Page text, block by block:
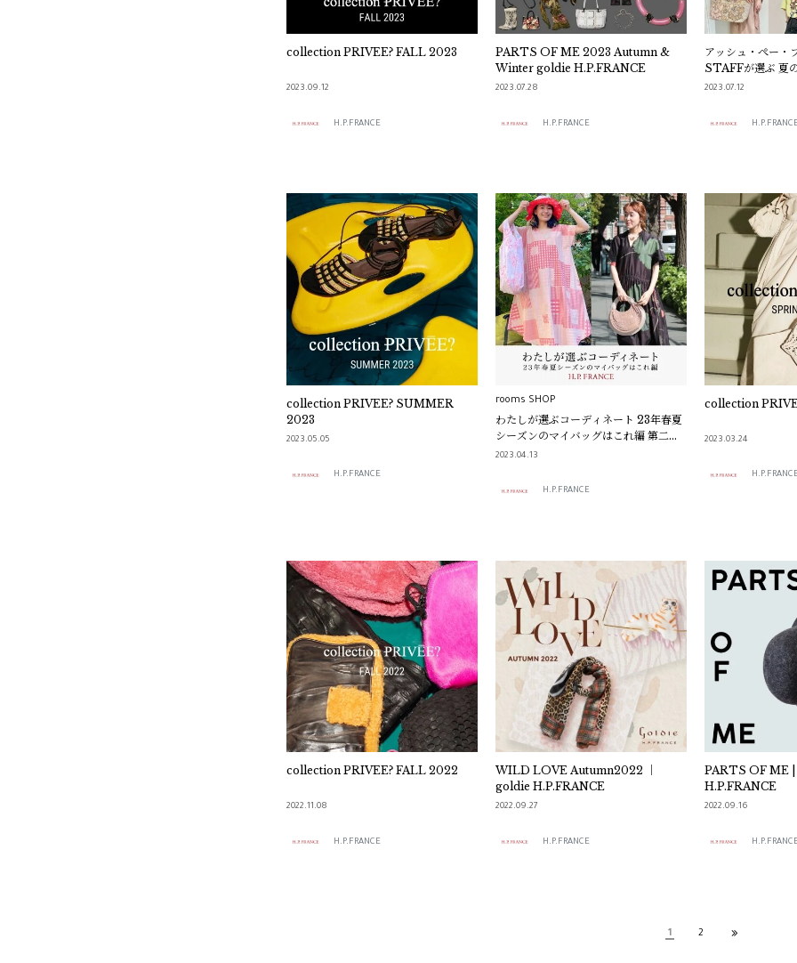
collection PRIVEE? FALL 2023
2023.09.12
H.P.FRANCE
PARTS OF ME 2023 Autumn &
Winter goldie H.P.FRANCE
2023.07.28
H.P.FRANCE
アッシュ・ぺー・
STAFFが選ぶ 夏
ィネート
2023.07.12
collection PRIVEE? SUMMER
2023
2023.05.05
H.P.FRANCE
rooms SHOP
わたしが選ぶコーディネート 23年春夏
シーズンのマイバッグはこれ編 第二弾
/ H.P.FRANCE
2023.04.13
H.P.FRANCE
collection
2023.03.24
collection PRIVEE? FALL 2022
2022.11.08
H.P.FRANCE
WILD LOVE Autumn2022 ｜
goldie H.P.FRANCE
2022.09.27
H.P.FRANCE
PARTS OF ME
H.P.FRANCE
2022.09.16
1 2